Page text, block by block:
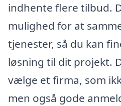
indhente flere tilbud.
mulighed for at
tjenester, så du kan
løsning til dit projekt.
vælge et firma, som
men også gode